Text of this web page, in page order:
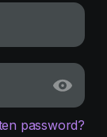
password?